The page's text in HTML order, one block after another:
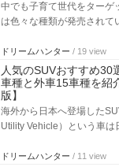
中でも子育て世代をターゲ
は色々な種類が発売されて
ドリームハンター / 19 view
人気のSUVおすすめ30
車種と外車15車種を紹
版】
海外から日本へ登場した
Utility Vehicle）という車は
ドリームハンター / 11 view